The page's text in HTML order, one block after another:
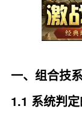
一、组合技
1.1 系统判